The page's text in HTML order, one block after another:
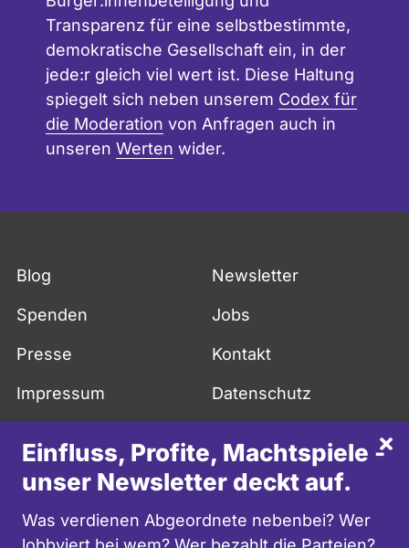
Einfluss, Profite, Machtspiele -
unser Newsletter deckt auf.
Was verdienen Abgeordnete nebenbei? Wer
Transparenz für eine selbstbestimmte,
demokratische Gesellschaft ein, in der
jede:r gleich viel wert ist. Diese Haltung
spiegelt sich neben unserem Codex für
die Moderation von Anfragen auch in
unseren Werten wider.
Blog Newsletter
Spenden Jobs
Presse Kontakt
Impressum Datenschutz
More in English